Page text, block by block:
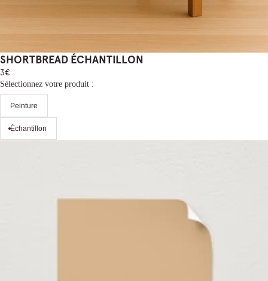
SHORTBREAD ÉCHANTILLON
3€
Sélectionnez votre produit :
Peinture
Échantillon